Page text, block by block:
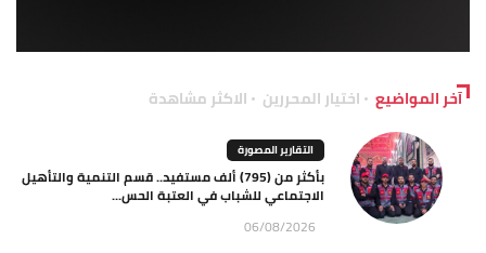
آخر المواضيع اختيار المحررين الاكثر مشاهدة
التقارير المصورة
بأكثر من (795) ألف مستفيد.. قسم التنمية والتأهيل
الاجتماعي للشباب في العتبة الحس...
06/08/2026